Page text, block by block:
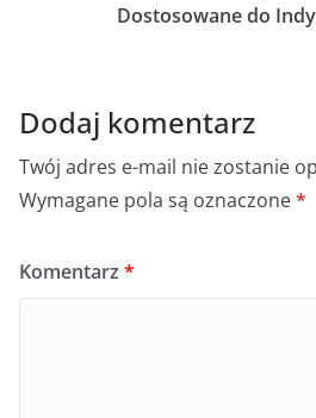
Dostosowane do
Dodaj komentarz
Twój adres e-mail nie zostanie
Wymagane pola są oznaczone*
Komentarz *